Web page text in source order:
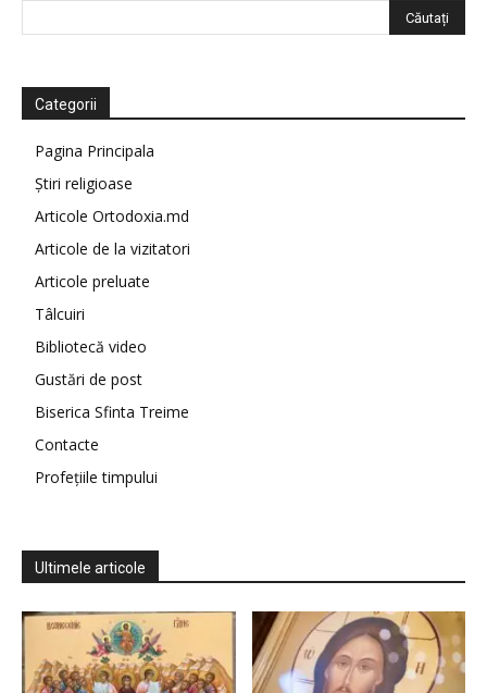
Categorii
Pagina Principala
Știri religioase
Articole Ortodoxia.md
Articole de la vizitatori
Articole preluate
Tâlcuiri
Bibliotecă video
Gustări de post
Biserica Sfinta Treime
Contacte
Profețiile timpului
Ultimele articole